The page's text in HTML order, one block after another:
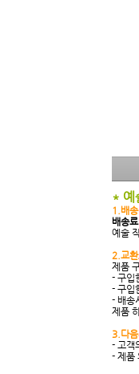
* 예
1.배
배송
예술
2.교
제품
- 구입
- 구입
- 배송
제품
3.다
- 고객
- 제품